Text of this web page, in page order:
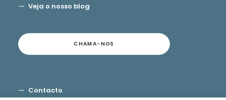
Veja o nosso blog
CHAMA-NOS
Contacto